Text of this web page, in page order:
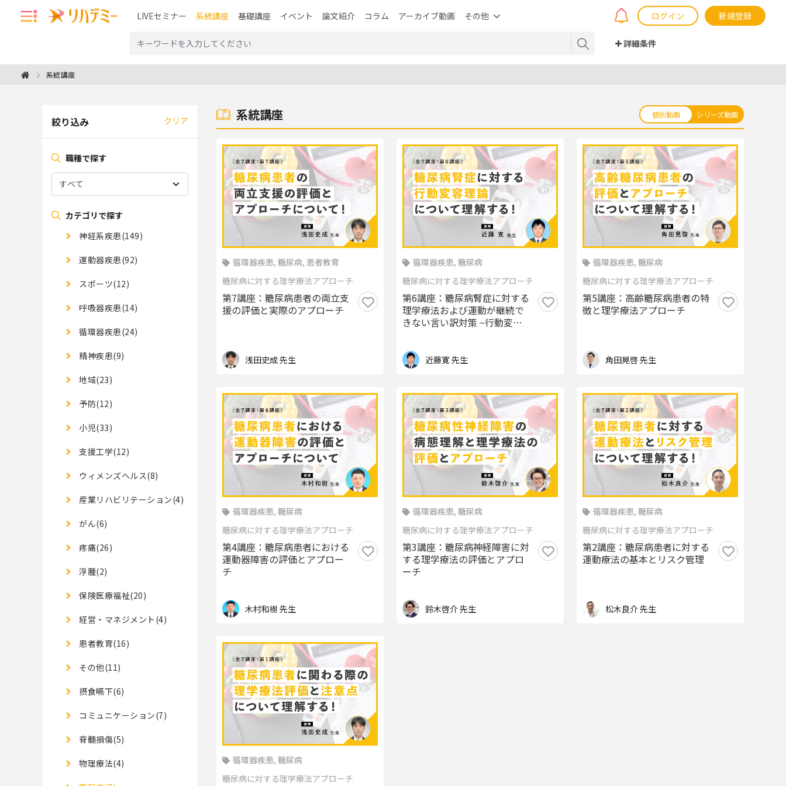
LIVEセミナー 系統講座 基礎講座 イベント 論文紹介 コラム アーカイブ動画 その他 ログイン 新規登録
詳細条件
系統講座
絞り込み クリア
職種で探す
カテゴリで探す
神経系疾患(149)
運動器疾患(92)
スポーツ(12)
呼吸器疾患(14)
循環器疾患(24)
精神疾患(9)
地域(23)
予防(12)
小児(33)
支援工学(12)
ウィメンズヘルス(8)
産業リハビリテーション(4)
がん(6)
疼痛(26)
浮腫(2)
保険医療福祉(20)
経営・マネジメント(4)
患者教育(16)
その他(11)
摂食嚥下(6)
コミュニケーション(7)
脊髄損傷(5)
物理療法(4)
系統講座 個別動画 シリーズ動画
循環器疾患, 糖尿病, 患者教育
糖尿病に対する理学療法アプローチ
第7講座：糖尿病患者の両立支
援の評価と実際のアプローチ
浅田史成 先生
循環器疾患, 糖尿病
糖尿病に対する理学療法アプローチ
第6講座：糖尿病腎症に対する
理学療法および運動が継続で
きない言い訳対策 −行動変容
近藤寛 先生
循環器疾患, 糖尿病
糖尿病に対する理学療法アプローチ
第5講座：高齢糖尿病患者の特
徴と理学療法アプローチ
角田晃啓 先生
循環器疾患, 糖尿病
糖尿病に対する理学療法アプローチ
第4講座：糖尿病患者における
運動器障害の評価とアプロー
チ
木村和樹 先生
循環器疾患, 糖尿病
糖尿病に対する理学療法アプローチ
第3講座：糖尿病神経障害に対
する理学療法の評価とアプロ
ーチ
鈴木啓介 先生
循環器疾患, 糖尿病
糖尿病に対する理学療法アプローチ
第2講座：糖尿病患者に対する
運動療法の基本とリスク管理
松木良介 先生
循環器疾患, 糖尿病
糖尿病に対する理学療法アプローチ